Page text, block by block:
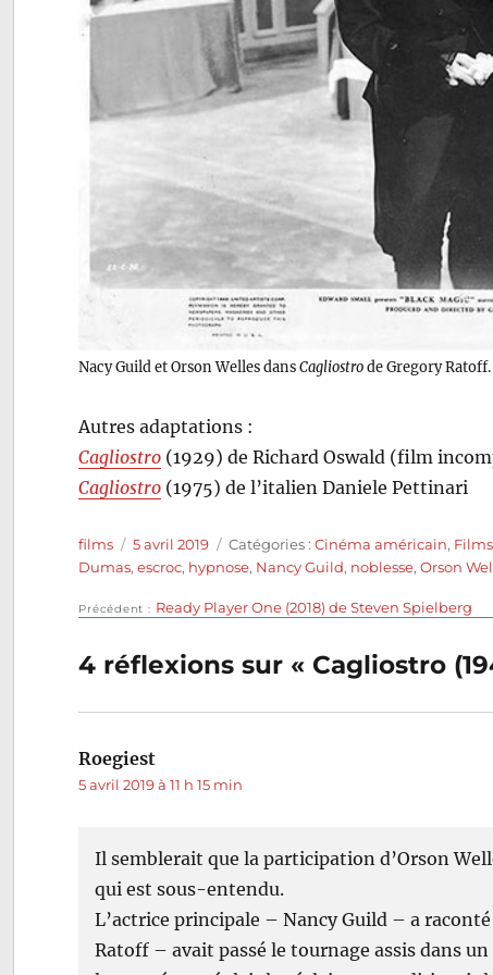
Nacy Guild et Orson Welles dansCagliostrode Gregory Ratoff.
Autres adaptations :
Cagliostro (1929) de Richard Oswald (film
Cagliostro (1975) de l’italien Daniele Pettinari
Auteur
films
Publié
le
5 avril 2019 Catégories
Catégories :Cinéma américain,
Dumas,escroc, hypnose, Nancy Guild, noblesse,Orson
Navigation
de
l’article
Précédent
Publication
Ready Player One (2018) de Steven Spielberg
4 réflexions sur « Cagliostro
Roegiest
5 avril 2019 à 11 h 15 min
Il semblerait que la participation d’Orson
qui est sous-entendu.
L’actrice principale – Nancy Guild – a
Ratoff – avait passé le tournage assis dans